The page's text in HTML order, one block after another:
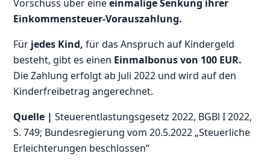
Vorschuss über eineeinmalige Senkung ihrer
Einkommensteuer-Vorauszahlung.
Für jedes Kind, für das Anspruch auf Kindergeld
besteht, gibt es einen Einmalbonus von 100 EUR.
Die Zahlung erfolgt ab Juli 2022 und wird auf den
Kinderfreibetrag angerechnet.
Quelle | Steuerentlastungsgesetz 2022, BGBl I 2022,
S. 749; Bundesregierung vom 20.5.2022 „Steuerliche
Erleichterungen beschlossen“